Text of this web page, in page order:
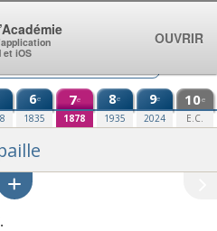
6e
1835
7e
1878
8e
1935
9e
2024
10e
E.C.
et iOS
OUVRIR